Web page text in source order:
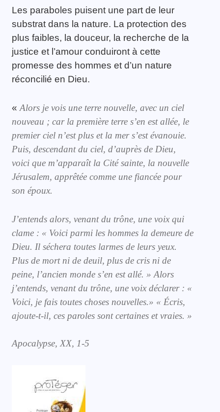
Les paraboles puisent une part de leur
substrat dans la nature. La protection des
plus faibles, la douceur, la recherche de la
justice et l’amour conduiront à cette
promesse des hommes et d’un nature
réconcilié en Dieu.
« Alors je vois une terre nouvelle, avec un ciel
nouveau ; car la première terre s’en est allée, le
premier ciel n’est plus et la mer s’est évanouie.
Puis, descendant du ciel, d’auprès de Dieu,
voici que m’apparaît la Cité sainte, la nouvelle
Jérusalem, apprêtée comme une fiancée pour
son époux.
J’entends alors, venant du trône, une voix qui
clame : « Voici parmi les hommes la demeure de
Dieu. Il séchera toutes larmes de leurs yeux.
Plus de mort ni de deuil, plus de cris ni de
peine, l’ancien monde s’en est allé. » Alors
j’entends, venant du trône, une voix déclarer : «
Voici, je fais toutes choses nouvelles.» « Écris,
ajoute-t-il, ces paroles sont certaines et vraies. »
Apocalypse, XX, 1-5